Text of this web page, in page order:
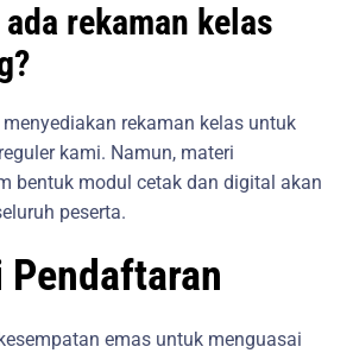
rekaman kelas
rekaman kelas untuk
kami. Namun, materi
bentuk modul cetak dan digital akan
peserta.
emas untuk menguasai